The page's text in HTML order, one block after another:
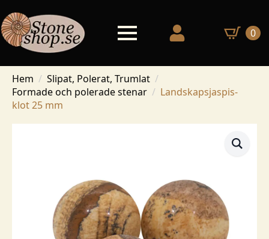
0
Hem
Slipat, Polerat, Trumlat
Formade och polerade stenar
Landskapsjaspis-
klot 25 mm